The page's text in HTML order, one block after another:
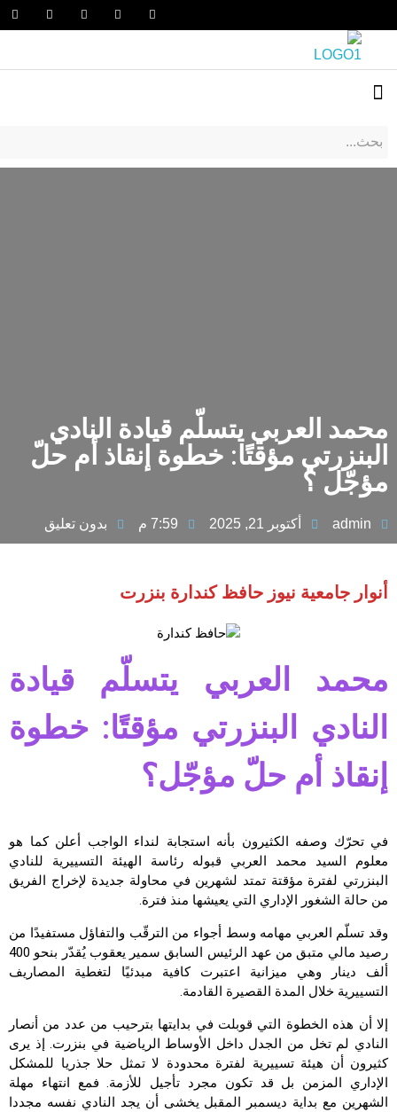
محمد العربي يتسلّم قيادة النادي
البنزرتي مؤقتًا: خطوة إنقاذ أم حلّ
مؤجّل ؟
admin أكتوبر 21, 2025 7:59 م بدون تعليق
أنوار جامعية نيوز حافظ كندارة بنزرت
محمد العربي يتسلّم قيادة
النادي البنزرتي مؤقتًا: خطوة
إنقاذ أم حلّ مؤجّل؟
في تحرّك وصفه الكثيرون بأنه استجابة لنداء الواجب أعلن كما هو
معلوم السيد محمد العربي قبوله رئاسة الهيئة التسييرية للنادي
البنزرتي لفترة مؤقتة تمتد لشهرين في محاولة جديدة لإخراج الفريق
من حالة الشغور الإداري التي يعيشها منذ فترة.
وقد تسلّم العربي مهامه وسط أجواء من الترقّب والتفاؤل مستفيدًا من
رصيد مالي متبق من عهد الرئيس السابق سمير يعقوب يُقدّر بنحو 400
ألف دينار وهي ميزانية اعتبرت كافية مبدئيًا لتغطية المصاريف
التسييرية خلال المدة القصيرة القادمة.
إلا أن هذه الخطوة التي قوبلت في بدايتها بترحيب من عدد من أنصار
النادي لم تخل من الجدل داخل الأوساط الرياضية في بنزرت. إذ يرى
كثيرون أن هيئة تسييرية لفترة محدودة لا تمثل حلا جذريا للمشكل
الإداري المزمن بل قد تكون مجرد تأجيل للأزمة. فمع انتهاء مهلة
الشهرين مع بداية ديسمبر المقبل يخشى أن يجد النادي نفسه مجددا